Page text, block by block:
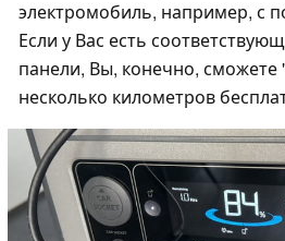
электромобиль, например, с
Если у Вас есть
панели, Вы, конечно, сможете
несколько километров